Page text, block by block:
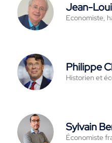
Jean-
Economiste,
Philippe
Historien et
Sylvain
Économiste